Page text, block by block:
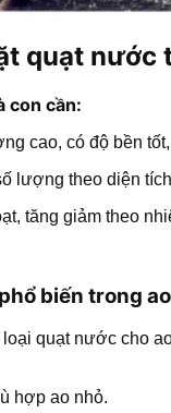
quạt nước
con cần:
cao, có độ bền
lượng theo diện
tăng giảm theo
biến trong
quạt nước cho
hợp ao nhỏ.